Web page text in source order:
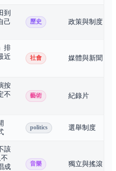
到
己
歷史 政策與制度
排
近
社會 媒體與新聞
按
不
藝術 紀錄片
politics 選舉制度
該
成
音樂 獨立與搖滾